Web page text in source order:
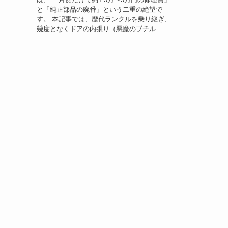
と「純正部品の廃番」という二重の絶望で
す。 本記事では、歴代ランクルを乗り継ぎ、
幾度となくドアの内張り（悪魔のブチル...